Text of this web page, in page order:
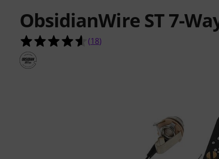
ObsidianWire ST 7-
4.6 von 5 Sternen aus 18
(18)